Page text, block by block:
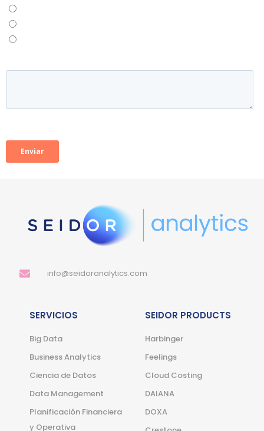
info@seidoranalytics.com
SERVICIOS
Big Data
Business Analytics
Ciencia de Datos
Data Management
Planificación Financiera
y Operativa
SEIDOR PRODUCTS
Harbinger
Feelings
Cloud Costing
DAIANA
DOXA